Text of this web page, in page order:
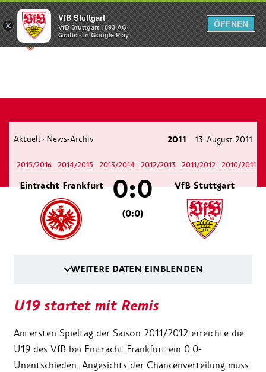
Menü
Aktuell › News-Archiv 2011 13. August 2011
2015/2016 2014/2015 2013/2014 2012/2013 2011/2012 2010/2011
Eintracht Frankfurt VfB Stuttgart
0:0
(0:0)
WEITERE DATEN EINBLENDEN
U19 startet mit Remis
Am ersten Spieltag der Saison 2011/2012 erreichte die
U19 des VfB bei Eintracht Frankfurt ein 0:0-
Unentschieden. Angesichts der Chancenverteilung muss
×
VfB Stuttgart
VfB Stuttgart 1893 AG
Gratis - In Google Play
ÖFFNEN